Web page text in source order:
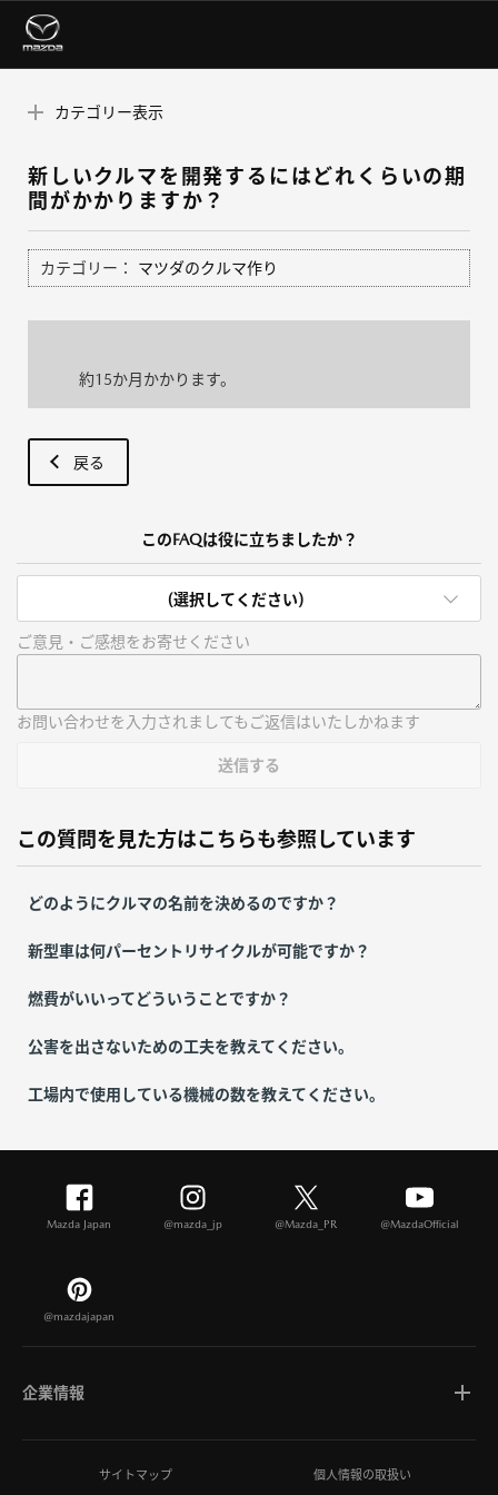
カテゴリー表示
新しいクルマを開発するにはどれくらいの期
間がかかりますか？
カテゴリー： マツダのクルマ作り
約15か月かかります。
戻る
このFAQは役に立ちましたか？
(選択してください)
ご意見・ご感想をお寄せください
お問い合わせを入力されましてもご返信はいたしかねます
送信する
この質問を見た方はこちらも参照しています
どのようにクルマの名前を決めるのですか？
新型車は何パーセントリサイクルが可能ですか？
燃費がいいってどういうことですか？
公害を出さないための工夫を教えてください。
工場内で使用している機械の数を教えてください。
Mazda Japan @mazda_jp @Mazda_PR @MazdaOfficial
@mazdajapan
企業情報
マツダについてサイトマップ 個人情報の取扱い